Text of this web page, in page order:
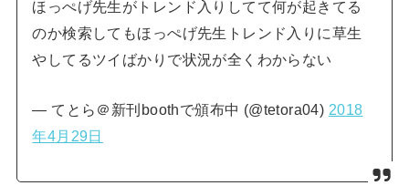
ほっぺげ先生がトレンド入りしてて何が起きてる
のか検索してもほっぺげ先生トレンド入りに草生
やしてるツイばかりで状況が全くわからない
— てとら＠新刊boothで頒布中 (@tetora04) 2018
年4月29日